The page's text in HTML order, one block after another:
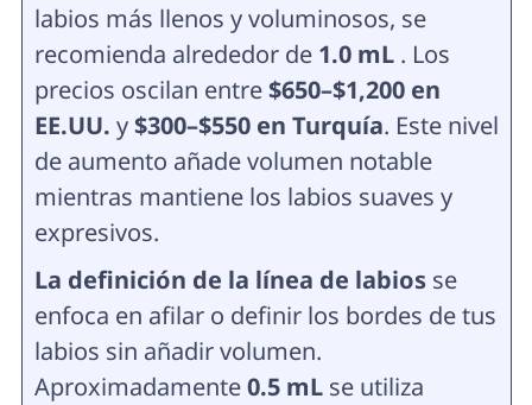
labios más llenos y voluminosos, se
recomienda alrededor de 1.0 mL. Los
precios oscilan entre $650–$1,200 en
EE.UU. y $300–$550 en Turquía. Este nivel
de aumento añade volumen notable
mientras mantiene los labios suaves y
expresivos.
La definición de la línea de labiosse
enfoca en afilar o definir los bordes de tus
labios sin añadir volumen.
Aproximadamente0.5 mLse utiliza